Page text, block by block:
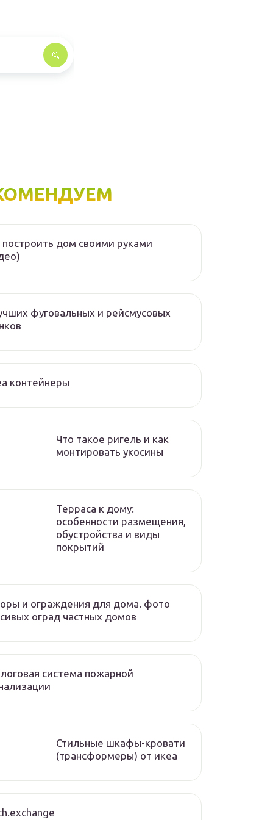
построить дом своими руками
фуговальных и рейсмусовых
контейнеры
Что такое ригель и как
монтировать укосины
Терраса к дому:
особенности размещения,
обустройства и виды
покрытий
и ограждения для дома. фото
оград частных домов
система пожарной
Стильные шкафы-кровати
(трансформеры) от икеа